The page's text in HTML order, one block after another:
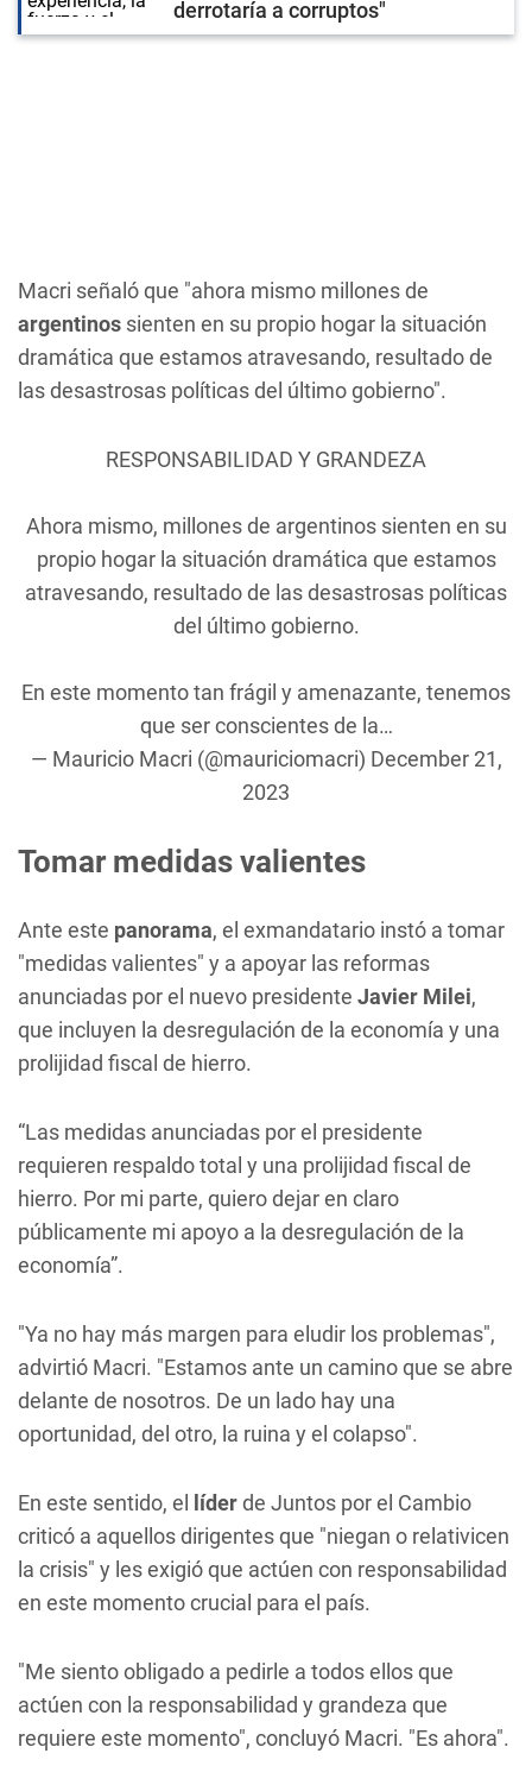
derrotaría a corruptos"
Macri señaló que "ahora mismo millones de
argentinos sienten en su propio hogar la situación
dramática que estamos atravesando, resultado de
las desastrosas políticas del último gobierno".
RESPONSABILIDAD Y GRANDEZA
Ahora mismo, millones de argentinos sienten en su
propio hogar la situación dramática que estamos
atravesando, resultado de las desastrosas políticas
del último gobierno.
En este momento tan frágil y amenazante, tenemos
que ser conscientes de la…
— Mauricio Macri (@mauriciomacri) December 21,
2023
Tomar medidas valientes
Ante este panorama, el exmandatario instó a tomar
"medidas valientes" y a apoyar las reformas
anunciadas por el nuevo presidente Javier Milei,
que incluyen la desregulación de la economía y una
prolijidad fiscal de hierro.
“Las medidas anunciadas por el presidente
requieren respaldo total y una prolijidad fiscal de
hierro. Por mi parte, quiero dejar en claro
públicamente mi apoyo a la desregulación de la
economía”.
"Ya no hay más margen para eludir los problemas",
advirtió Macri. "Estamos ante un camino que se abre
delante de nosotros. De un lado hay una
oportunidad, del otro, la ruina y el colapso".
En este sentido, el líderde Juntos por el Cambio
criticó a aquellos dirigentes que "niegan o relativicen
la crisis" y les exigió que actúen con responsabilidad
en este momento crucial para el país.
"Me siento obligado a pedirle a todos ellos que
actúen con la responsabilidad y grandeza que
requiere este momento", concluyó Macri. "Es ahora".